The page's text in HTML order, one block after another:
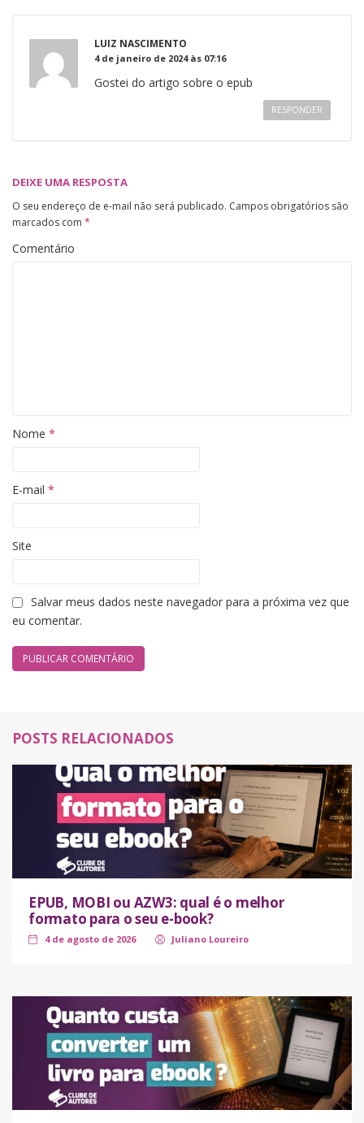
LUIZ NASCIMENTO
4 de janeiro de 2024 às 07:16
Gostei do artigo sobre o epub
RESPONDER
DEIXE UMA RESPOSTA
O seu endereço de e-mail não será publicado. Campos obrigatórios são
marcados com *
Comentário
Nome *
E-mail *
Site
Salvar meus dados neste navegador para a próxima vez que
eu comentar.
POSTS RELACIONADOS
EPUB, MOBI ou AZW3: qual é o melhor
formato para o seu e-book?
4 de agosto de 2026 Juliano Loureiro